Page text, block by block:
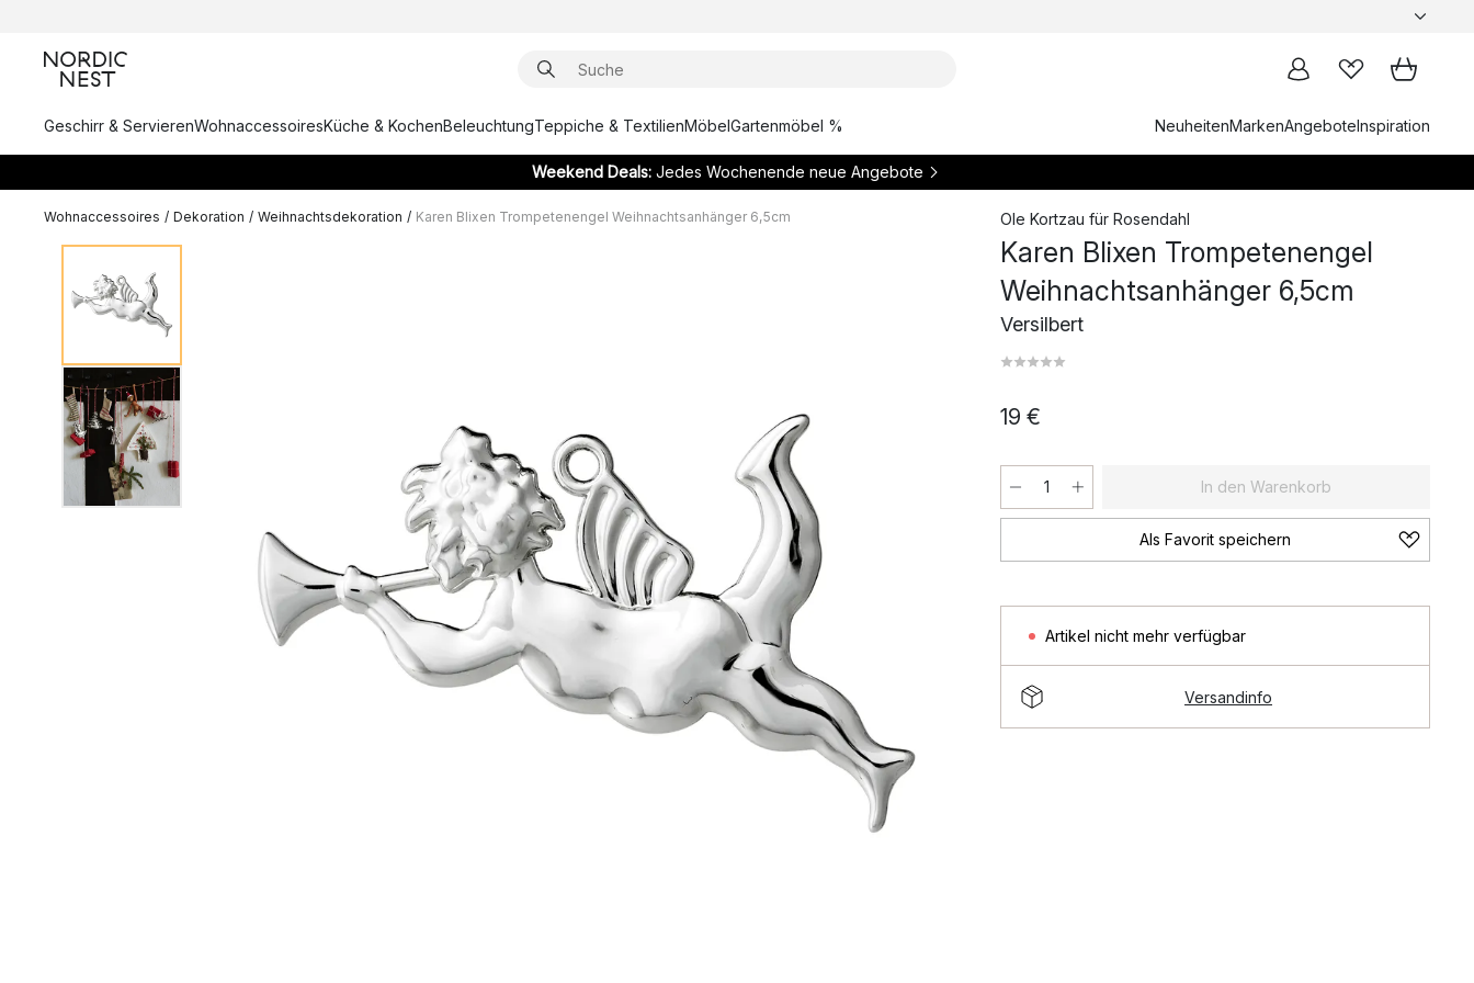
Geschirr & ServierenWohnaccessoiresKüche & KochenBeleuchtungTeppiche & TextilienMöbelGartenmöbel % NeuheitenMarkenAngeboteInspiration
Weekend Deals:Jedes Wochenende neue Angebote
Wohnaccessoires / Dekoration / Weihnachtsdekoration / Karen Blixen Trompetenengel Weihnachtsanhänger 6,5cm Ole Kortzau für Rosendahl
Karen Blixen Trompetenengel
Weihnachtsanhänger 6,5cm
Versilbert
19 €
In den Warenkorb
Als Favorit speichern
Artikel nicht mehr verfügbar
Versandinfo